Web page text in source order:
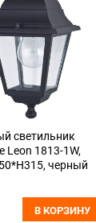
светильник
Leon 1813-1W,
черный
В КОРЗИНУ